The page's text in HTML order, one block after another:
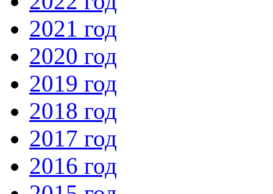
2021 год
2020 год
2019 год
2018 год
2017 год
2016 год